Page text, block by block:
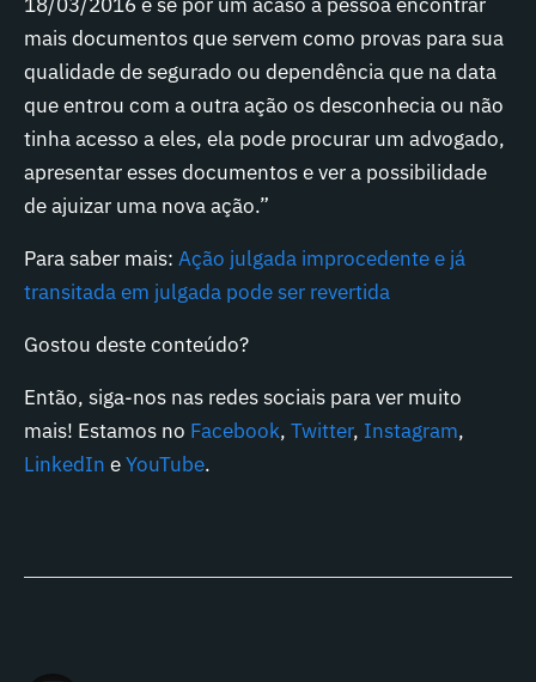
mais documentos que servem como provas para sua
qualidade de segurado ou dependência que na data
que entrou com a outra ação os desconhecia ou não
tinha acesso a eles, ela pode procurar um advogado,
apresentar esses documentos e ver a possibilidade
de ajuizar uma nova ação.”
Para saber mais: Ação julgada improcedente e já
transitada em julgada pode ser revertida
Gostou deste conteúdo?
Então, siga-nos nas redes sociais para ver muito
mais! Estamos no Facebook, Twitter, Instagram,
LinkedIn eYouTube.